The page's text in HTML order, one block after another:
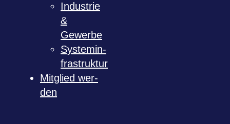
Indus­trie
&
Gewerbe
Sys­tem­in­
fra­struk­tur
Mit­glied wer­
den